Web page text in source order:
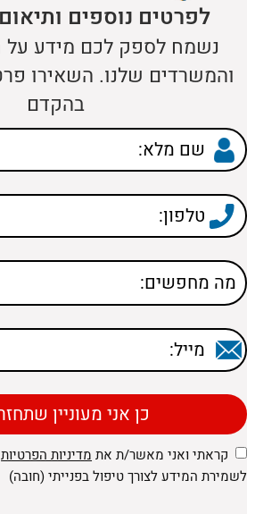
לפרטים נוספים
נשמח לספק לכם מידע על
והמשרדים שלנו. השאירו
בהקדם
קראתי ואני מאשר/ת את מדיניות הפרטיות
לשמירת המידע לצורך טיפול בפנייתי (חובה)